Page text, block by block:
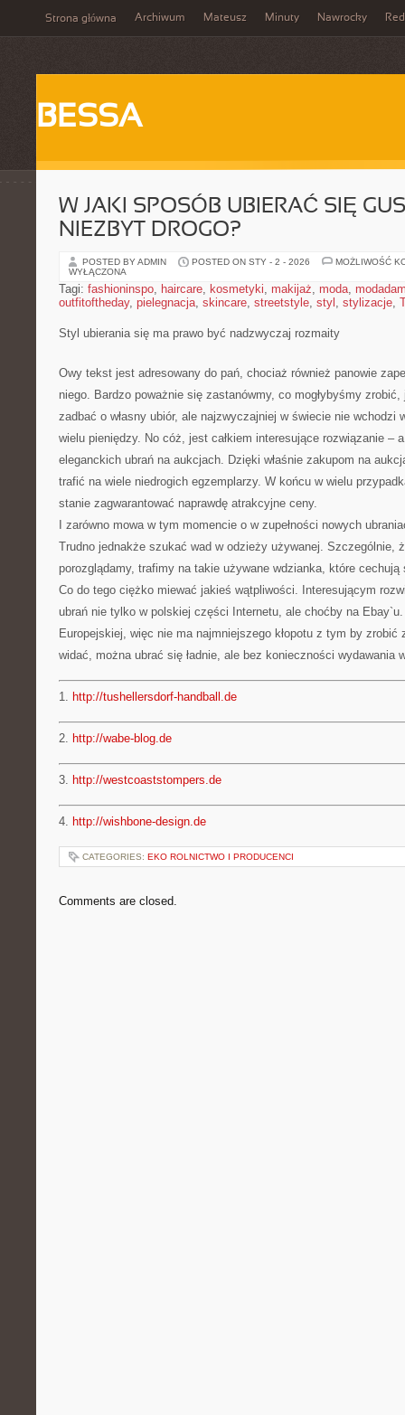
Strona główna Archiwum Mateusz Minuty Nawrocky
BESSA
W JAKI SPOSÓB UBIERAĆ SIĘ
NIEZBYT DROGO?
POSTED BY ADMIN POSTED ON STY - 2 - 2026
MOŻLIWOŚĆ
WYŁĄCZONA
Tagi: fashioninspo, haircare, kosmetyki, makijaż, moda,
outfitoftheday, pielegnacja, skincare, streetstyle, styl , stylizacje,
Styl ubierania się ma prawo być nadzwyczaj rozmaity
Owy tekst jest adresowany do pań, chociaż również panowie
niego. Bardzo poważnie się zastanówmy, co mogłybyśmy
zadbać o własny ubiór, ale najzwyczajniej w świecie nie wchodzi
wielu pieniędzy. No cóż, jest całkiem interesujące rozwiązanie –
eleganckich ubrań na aukcjach. Dzięki właśnie zakupom na
trafić na wiele niedrogich egzemplarzy. W końcu w wielu
stanie zagwarantować naprawdę atrakcyjne ceny.
I zarówno mowa w tym momencie o w zupełności nowych
Trudno jednakże szukać wad w odzieży używanej. Szczególnie,
porozglądamy, trafimy na takie używane wdzianka, które
Co do tego ciężko miewać jakieś wątpliwości. Interesującym
ubrań nie tylko w polskiej części Internetu, ale choćby na
Europejskiej, więc nie ma najmniejszego kłopotu z tym by
widać, można ubrać się ładnie, ale bez konieczności wydawania
1. http://tushellersdorf-handball.de
2. http://wabe-blog.de
3. http://westcoaststompers.de
4. http://wishbone-design.de
CATEGORIES: EKO ROLNICTWO I PRODUCENCI
Comments are closed.